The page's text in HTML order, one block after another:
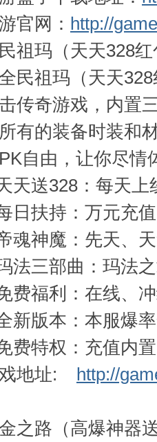
官网： http://
祖玛（天天328
全民祖玛（天天
传奇游戏，内置
有的装备时装和
自由，让你尽情
天送328：每天上
日扶持：万元充
魂神魔：先天、
法三部曲：玛法
费福利：在线、
新版本：本服爆
费特权：充值内
地址: http://
之路（高爆神器